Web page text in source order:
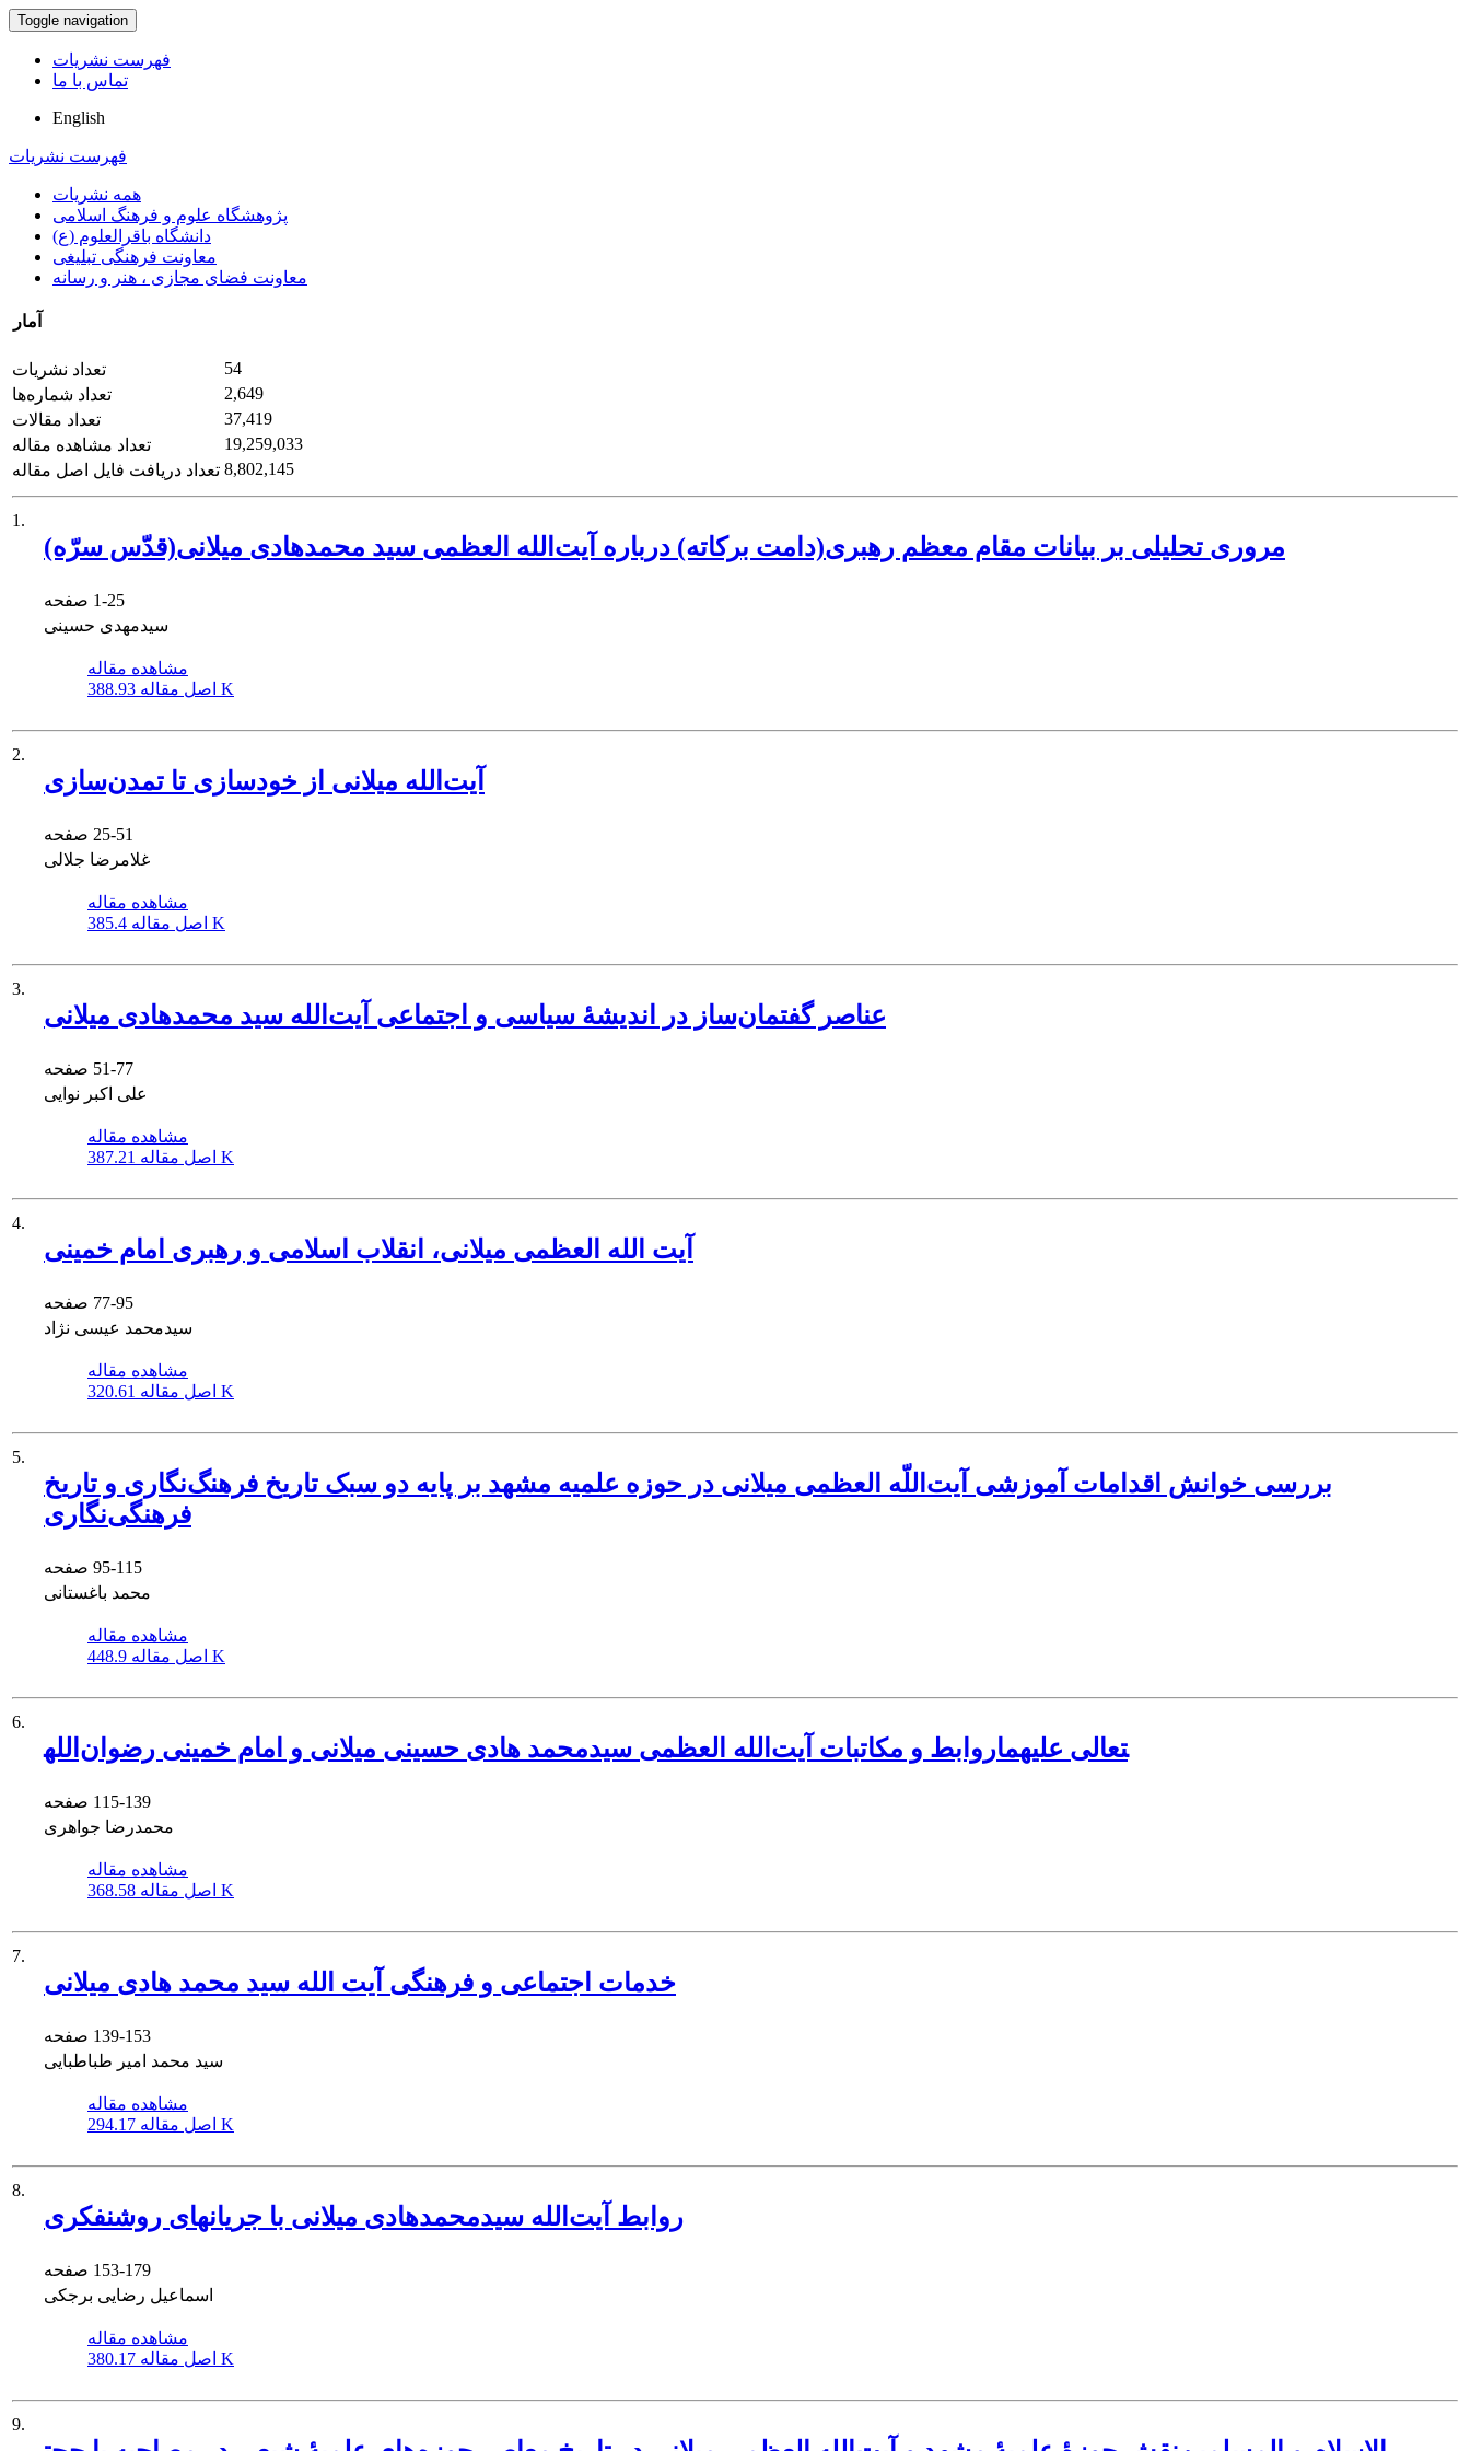
Toggle navigation
فهرست نشریات
تماس با ما
English
فهرست نشریات
همه نشریات
پژوهشگاه علوم و فرهنگ اسلامی
دانشگاه باقرالعلوم (ع)
معاونت فرهنگی تبلیغی
معاونت فضای مجازی ، هنر و رسانه
آمار
تعداد نشریات
54
تعداد شماره‌ها
2,649
تعداد مقالات
37,419
تعداد مشاهده مقاله
19,259,033
تعداد دریافت فایل اصل مقاله 8,802,145
1.
مروری تحلیلی بر بیانات مقام معظم رهبری(دامت برکاته) درباره آیت‌الله العظمی سید محمدهادی میلانی(قدّس سرّه)
1-25
سیدمهدی حسینی
مشاهده مقاله
اصل مقاله 388.93 K
2.
آیت‌الله میلانی از خودسازی تا تمدن‌سازی
25-51
غلامرضا جلالی
مشاهده مقاله
اصل مقاله 385.4 K
3.
عناصر گفتمان‌ساز در اندیشۀ سیاسی و اجتماعی آیت‌الله سید محمدهادی میلانی
51-77
علی اکبر نوایی
مشاهده مقاله
اصل مقاله 387.21 K
4.
آیت الله العظمی میلانی، انقلاب اسلامی و رهبری امام خمینی
77-95
سیدمحمد عیسی نژاد
مشاهده مقاله
اصل مقاله 320.61 K
5.
بررسی خوانش اقدامات آموزشی آیت‌اللّه العظمی میلانی در حوزه علمیه مشهد بر پایه دو سبک تاریخ فرهنگ‌نگاری و تاریخ
فرهنگی‌نگاری
95-115
محمد باغستانی
مشاهده مقاله
اصل مقاله 448.9 K
6.
روابط و مکاتبات آیت‌الله العظمی سیدمحمد هادی حسینی میلانی و امام خمینی رضوان‌الله‎تعالی علیهما
115-139
محمدرضا جواهری
مشاهده مقاله
اصل مقاله 368.58 K
7.
خدمات اجتماعی و فرهنگی آیت الله سید محمد هادی میلانی
139-153
سید محمد امیر طباطبایی
مشاهده مقاله
اصل مقاله 294.17 K
8.
روابط آیت‌الله سیدمحمدهادی میلانی با جریانهای روشنفکری
153-179
اسماعیل رضایی برجکی
مشاهده مقاله
اصل مقاله 380.17 K
9.